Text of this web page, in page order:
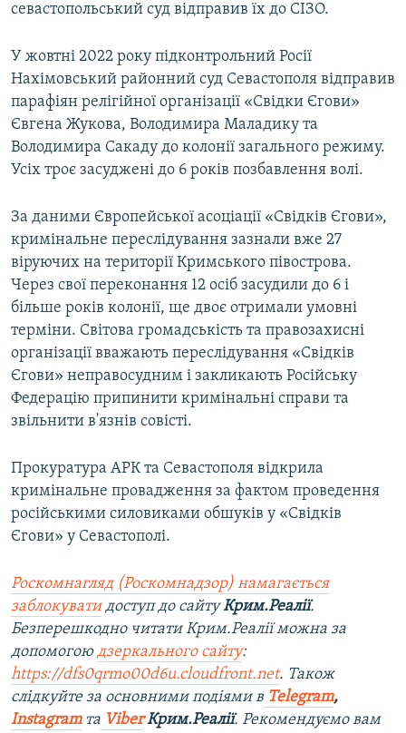
севастопольський суд відправив їх до СІЗО.
У жовтні 2022 року підконтрольний Росії
Нахімовський районний суд Севастополя відправив
парафіян релігійної організації «Свідки Єгови»
Євгена Жукова, Володимира Маладику та
Володимира Сакаду до колонії загального режиму.
Усіх троє засуджені до 6 років позбавлення волі.
За даними Європейської асоціації «Свідків Єгови»,
кримінальне переслідування зазнали вже 27
віруючих на території Кримського півострова.
Через свої переконання 12 осіб засудили до 6 і
більше років колонії, ще двоє отримали умовні
терміни. Світова громадськість та правозахисні
організації вважають переслідування «Свідків
Єгови» неправосудним і закликають Російську
Федерацію припинити кримінальні справи та
звільнити в'язнів совісті.
Прокуратура АРК та Севастополя відкрила
кримінальне провадження за фактом проведення
російськими силовиками обшуків у «Свідків
Єгови» у Севастополі.
Роскомнагляд (Роскомнадзор) намагається
заблокуватидоступ до сайтуКрим.Реалії.
Безперешкодно читати Крим.Реалії можна за
допомогою дзеркального сайту:
https://dfs0qrmo00d6u.cloudfront.net. Також
слідкуйте за основними подіями в Telegram,
Instagramта ViberКрим.Реалії. Рекомендуємо вам